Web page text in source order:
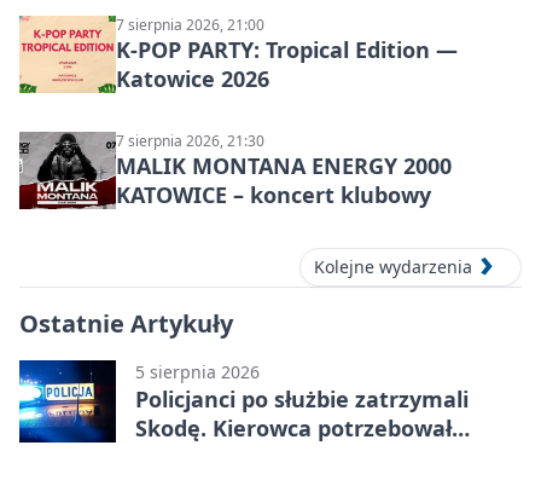
7 sierpnia 2026, 21:00
K-POP PARTY: Tropical Edition —
Katowice 2026
7 sierpnia 2026, 21:30
MALIK MONTANA ENERGY 2000
KATOWICE – koncert klubowy
Kolejne wydarzenia
Ostatnie Artykuły
5 sierpnia 2026
Policjanci po służbie zatrzymali
Skodę. Kierowca potrzebował